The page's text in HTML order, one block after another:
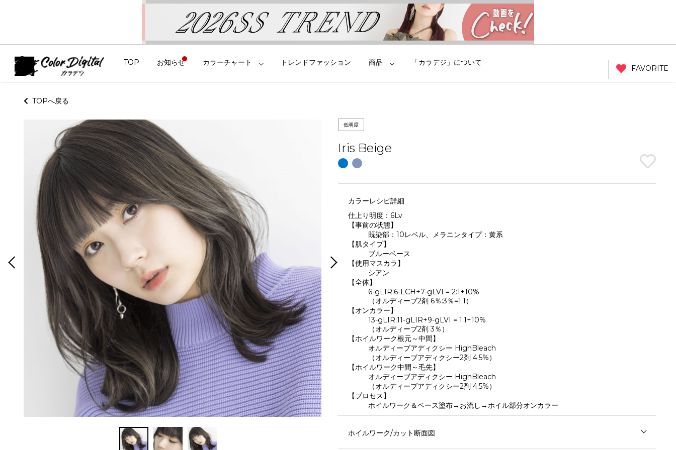
TOP お知らせ カラーチャート トレンドファッション 商品 「カラデジ」について
FAVORITE
TOPへ戻る
低明度
Iris Beige
カラーレシピ詳細
仕上り明度： 6Lv
【事前の状態】
既染部：10レベル、メラニンタイプ：黄系
【肌タイプ】
ブルーベース
【使用マスカラ】
シアン
【全体】
6-gLIR:6-LCH+7-gLVI = 2:1+10%
（オルディーブ2剤 6％:3％=1:1）
【オンカラー】
13-gLIR:11-gLIR+9-gLVI = 1:1+10%
（オルディーブ2剤 3％）
【ホイルワーク根元～中間】
オルディーブアディクシー HighBleach
（オルディーブアディクシー2剤 4.5%）
【ホイルワーク中間～毛先】
オルディーブアディクシー HighBleach
（オルディーブアディクシー2剤 4.5%）
【プロセス】
ホイルワーク＆ベース塗布→お流し→ホイル部分オンカラー
ホイルワーク/カット断面図